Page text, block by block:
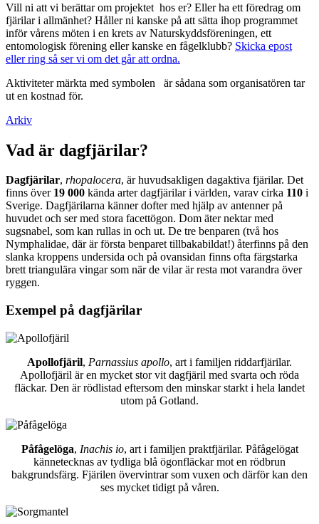
Vill ni att vi berättar om projektet hos er? Eller ha ett föredrag om
fjärilar i allmänhet? Håller ni kanske på att sätta ihop programmet
inför vårens möten i en krets av Naturskyddsföreningen, ett
entomologisk förening eller kanske en fågelklubb? Skicka epost
eller ring så ser vi om det går att ordna.
Aktiviteter märkta med symbolen
är sådana som organisatören tar
ut en kostnad för.
Arkiv
Vad är dagfjärilar?
Dagfjärilar, rhopalocera, är huvudsakligen dagaktiva fjärilar. Det
finns över 19 000 kända arter dagfjärilar i världen, varav cirka 110 i
Sverige. Dagfjärilarna känner dofter med hjälp av antenner på
huvudet och ser med stora facettögon. Dom äter nektar med
sugsnabel, som kan rullas in och ut. De tre benparen (två hos
Nymphalidae, där är första benparet tillbakabildat!) återfinns på den
slanka kroppens undersida och på ovansidan finns ofta färgstarka
brett triangulära vingar som när de vilar är resta mot varandra över
ryggen.
Exempel på dagfjärilar
Apollofjäril, Parnassius apollo, art i familjen riddarfjärilar.
Apollofjäril är en mycket stor vit dagfjäril med svarta och röda
fläckar. Den är rödlistad eftersom den minskar starkt i hela landet
utom på Gotland.
Påfågelöga, Inachis io, art i familjen praktfjärilar. Påfågelögat
kännetecknas av tydliga blå ögonfläckar mot en rödbrun
bakgrundsfärg. Fjärilen övervintrar som vuxen och därför kan den
ses mycket tidigt på våren.